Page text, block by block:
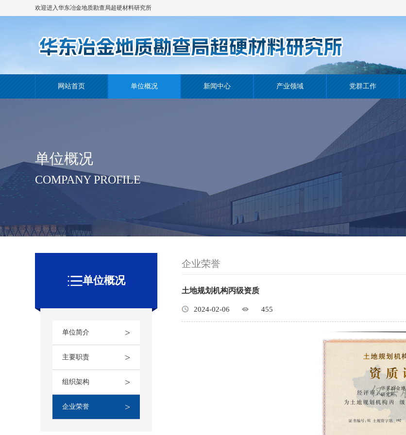
欢迎进入华东冶金地质勘查局超硬材料研究所
网站首页 单位概况 新闻中心 产业领域 党群工作
单位概况
COMPANY PROFILE
单位概况
单位简介 >
主要职责 >
组织架构 >
企业荣誉 >
企业荣誉
土地规划机构丙级资质
2024-02-06 455